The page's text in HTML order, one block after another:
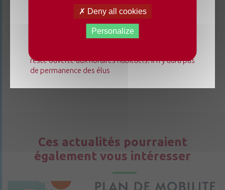
Ces actualités pourraient
également vous intéresser
Du lundi 3 août au dimanche 23 août 2026, la
mairie déléguée de Chenillé-Changé adapte ses
horaires ⚠ Elle sera fermée les jeudis, ouverte les
lundis 3, 10 et 17 août de 9h à 12h. L'accueil de la
reste ouverte aux horaires habituels. Il n'y aura pas
de permanence des élus
Deny all cookies
Personalize